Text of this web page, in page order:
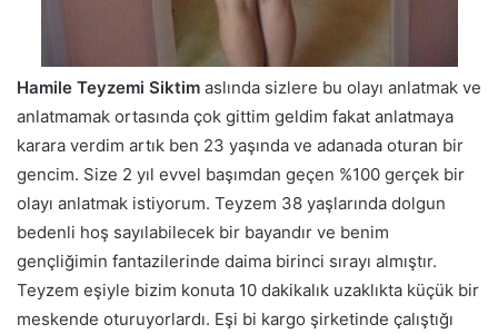
Hamile Teyzemi Siktim aslında sizlere bu olayı anlatmak ve
anlatmamak ortasında çok gittim geldim fakat anlatmaya
karara verdim artık ben 23 yaşında ve adanada oturan bir
gencim. Size 2 yıl evvel başımdan geçen %100 gerçek bir
olayı anlatmak istiyorum. Teyzem 38 yaşlarında dolgun
bedenli hoş sayılabilecek bir bayandır ve benim
gençliğimin fantazilerinde daima birinci sırayı almıştır.
Teyzem eşiyle bizim konuta 10 dakikalık uzaklıkta küçük bir
meskende oturuyorlardı. Eşi bi kargo şirketinde çalıştığı